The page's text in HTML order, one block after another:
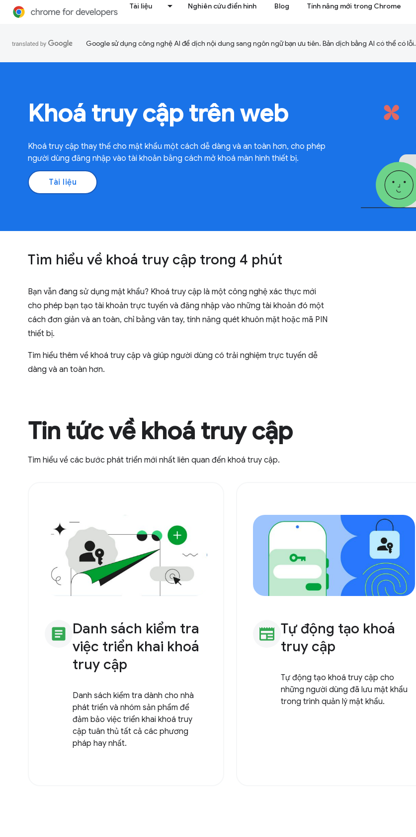
Tài liệu Nghiên cứu điển hình Blog Tính năng mới trong Chrome
Google sử dụng công nghệ AI để dịch nội dung sang ngôn ngữ bạn ưu tiên. Bản dịch bằng AI có thể có lỗi.
Khoá truy cập trên web
Khoá truy cập thay thế cho mật khẩu một cách dễ dàng và an toàn hơn, cho phép
người dùng đăng nhập vào tài khoản bằng cách mở khoá màn hình thiết bị.
Tài liệu
Tìm hiểu về khoá truy cập trong 4 phút
Bạn vẫn đang sử dụng mật khẩu? Khoá truy cập là một công nghệ xác thực mới
cho phép bạn tạo tài khoản trực tuyến và đăng nhập vào những tài khoản đó một
cách đơn giản và an toàn, chỉ bằng vân tay, tính năng quét khuôn mặt hoặc mã PIN
thiết bị.
Tìm hiểu thêm về khoá truy cập và giúp người dùng có trải nghiệm trực tuyến dễ
dàng và an toàn hơn.
Tin tức về khoá truy cập
Tìm hiểu về các bước phát triển mới nhất liên quan đến khoá truy cập.
article Danh sách kiểm tra
việc triển khai khoá
truy cập
Danh sách kiểm tra dành cho nhà
phát triển và nhóm sản phẩm để
đảm bảo việc triển khai khoá truy
cập tuân thủ tất cả các phương
pháp hay nhất.
newspaper Tự động tạo khoá
truy cập
Tự động tạo khoá truy cập cho
những người dùng đã lưu mật khẩu
trong trình quản lý mật khẩu.